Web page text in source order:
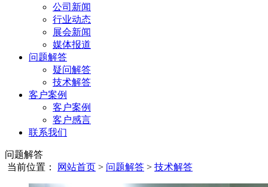
公司新闻
行业动态
展会新闻
媒体报道
问题解答
疑问解答
技术解答
客户案例
客户案例
客户感言
联系我们
问题解答
当前位置：
网站首页 > 问题解答 > 技术解答